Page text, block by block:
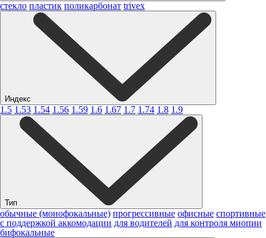
стекло пластик поликарбонат trivex
Индекс
1.5 1.53 1.54 1.56 1.59 1.6 1.67 1.7 1.74 1.8 1.9
Тип
обычные (монофокальные) прогрессивные офисные спортивные
с поддержкой аккомодации для водителей для контроля миопии
бифокальные